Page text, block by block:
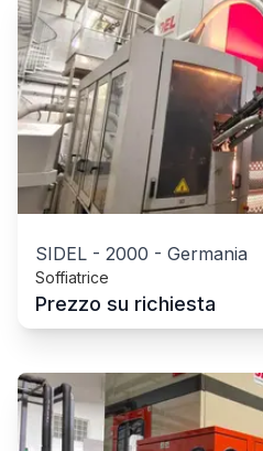
SIDEL - 2000 - Germania
Soffiatrice
Prezzo su richiesta